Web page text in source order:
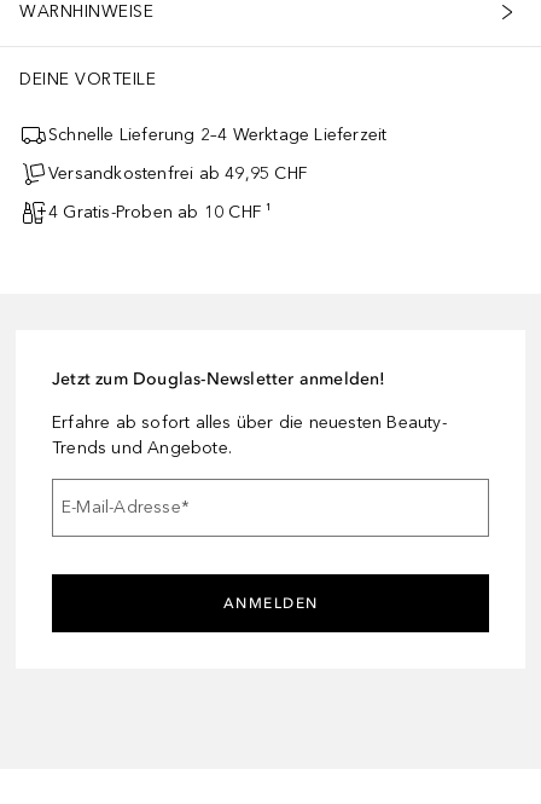
WARNHINWEISE
DEINE VORTEILE
Schnelle Lieferung 2–4 Werktage Lieferzeit
Versandkostenfrei ab 49,95 CHF
4 Gratis-Proben ab 10 CHF ¹
Jetzt zum Douglas-Newsletter anmelden!
Erfahre ab sofort alles über die neuesten Beauty-
Trends und Angebote.
E-Mail-Adresse*
ANMELDEN